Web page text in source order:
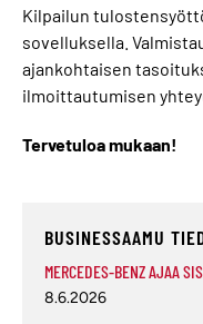
Kilpailun
sovelluksella.
ajankohtaisen
ilmoittautumisen
Tervetuloa mukaan!
BUSINESSAAMU
MERCEDES-BENZ AJAA
8.6.2026